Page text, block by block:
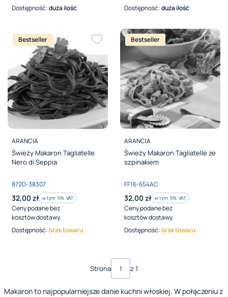
Dostępność:duża ilość
Dostępność:duża ilość
Bestseller
PRODUCENT
ARANCIA
Świeży Makaron Tagliatelle
Nero di Seppia
Kod produktu
872D-38307
Cena brutto
32,00 zł w tym %s VAT
w tym 5% VAT
Ceny podane bez
kosztów dostawy.
Dostępność:brak towaru
Bestseller
PRODUCENT
ARANCIA
Świeży Makaron Tagliatelle ze
szpinakiem
Kod produktu
FF16-654AC
Cena brutto
32,00 zł w tym %s VAT
w tym 5% VAT
Ceny podane bez
kosztów dostawy.
Dostępność:brak towaru
Strona z 1
Makaron to najpopularniejsze danie kuchni włoskiej. W połączeniu z